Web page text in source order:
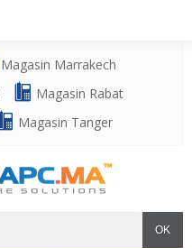
Magasin Marrakech
Magasin Rabat
Magasin Tanger
OK